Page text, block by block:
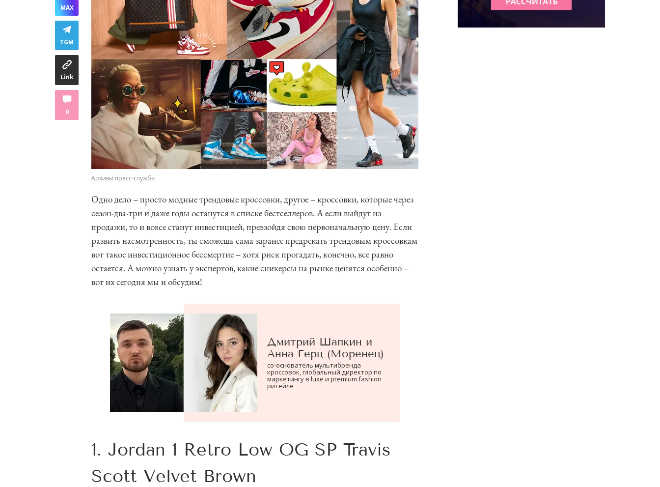
MAX
TGM
Link
0
Архивы пресс-службы
Одно дело – просто модные трендовые кроссовки, другое – кроссовки, которые через
сезон-два-три и даже годы останутся в списке бестселлеров. А если выйдут из
продажи, то и вовсе станут инвестицией, превзойдя свою первоначальную цену. Если
развить насмотренность, ты сможешь сама заранее предрекать трендовым кроссовкам
вот такое инвестиционное бессмертие – хотя риск прогадать, конечно, все равно
остается. А можно узнать у экспертов, какие сникерсы на рынке ценятся особенно –
вот их сегодня мы и обсудим!
Дмитрий Шапкин и
Анна Герц (Моренец)
со-основатель мультибренда
кроссовок, глобальный директор по
маркетингу в luxe и premium fashion
ритейле
1. Jordan 1 Retro Low OG SP Travis
Scott Velvet Brown